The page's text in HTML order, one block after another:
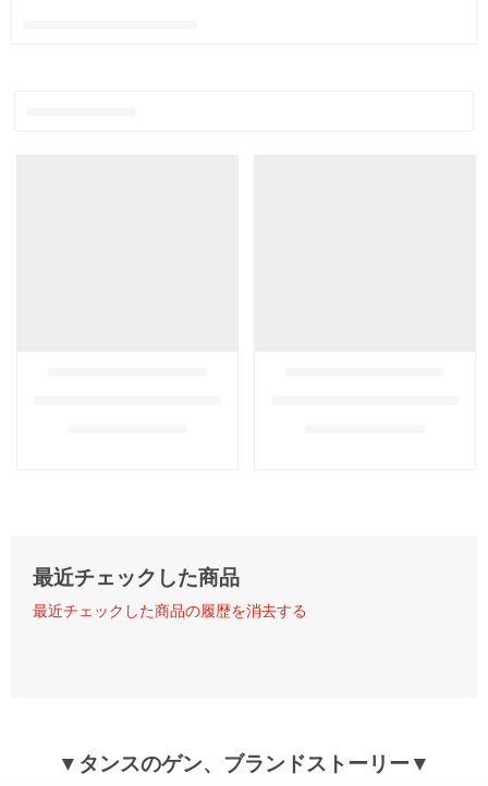
最近チェックした商品
最近チェックした商品の履歴を消去する
▼タンスのゲン、ブランドストーリー▼